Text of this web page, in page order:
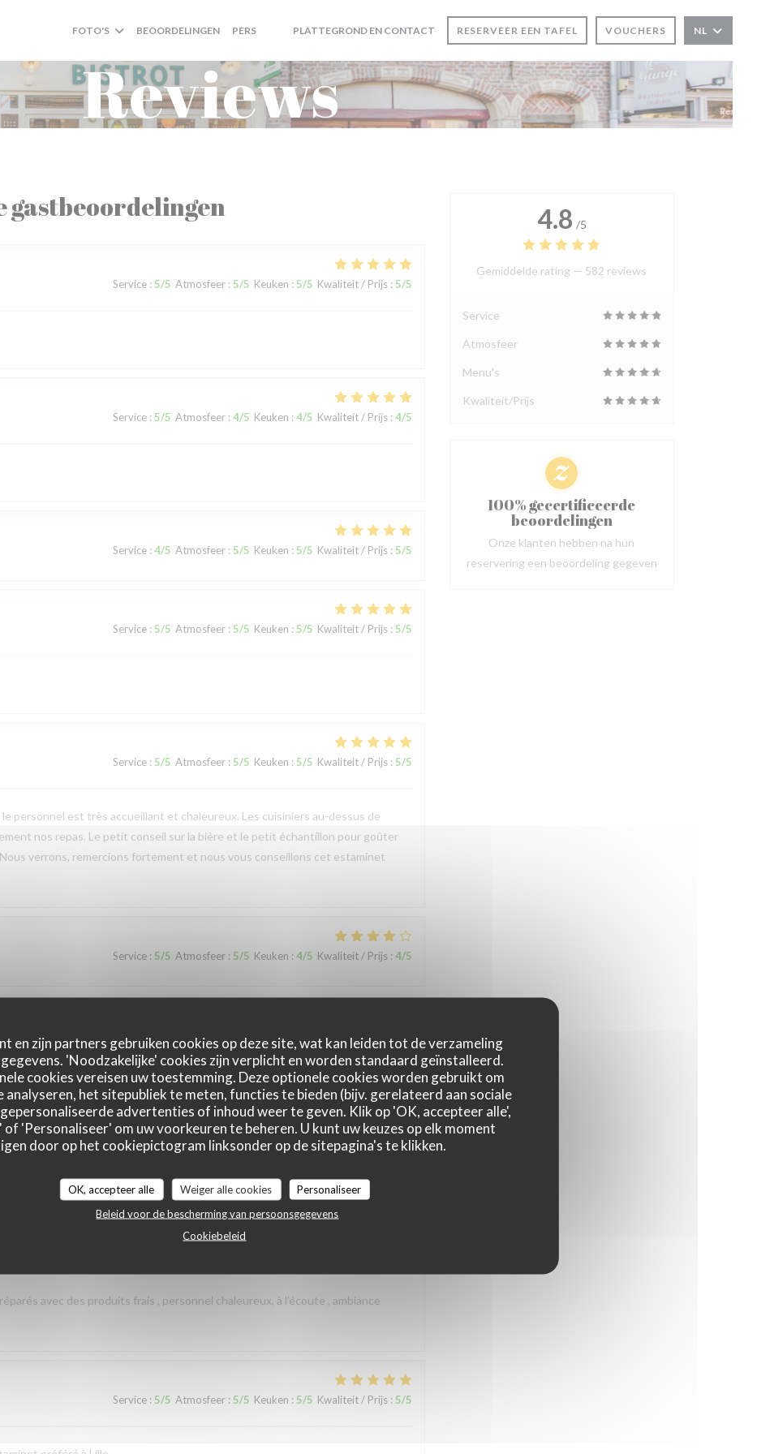
en zijn partners gebruiken cookies op deze site, wat kan leiden tot de verzameling
'Noodzakelijke' cookies zijn verplicht en worden standaard geïnstalleerd.
cookies vereisen uw toestemming. Deze optionele cookies worden gebruikt om
analyseren, het sitepubliek te meten, functies te bieden (bijv. gerelateerd aan sociale
advertenties of inhoud weer te geven. Klik op 'OK, accepteer alle',
of 'Personaliseer' om uw voorkeuren te beheren. U kunt uw keuzes op elk moment
door op het cookiepictogram linksonder op de sitepagina's te klikken.
OK, accepteer alle Weiger alle cookies
Personaliseer
Beleid voor de bescherming van persoonsgegevens
Cookiebeleid
FOTO'S BEOORDELINGEN PERS
((OPENT IN EEN NIEUW VENSTER))
((OPENT IN EEN NIEUW VENSTER))
PLATTEGROND EN CONTACT RESERVEER EEN TAFEL VOUCHERS NL
Reviews
gastbeoordelingen
Service: 5/5 Atmosfeer: 5/5 Keuken : 5/5 Kwaliteit / Prijs: 5/5
Service: 5/5 Atmosfeer: 4/5 Keuken : 4/5 Kwaliteit / Prijs: 4/5
Service: 4/5 Atmosfeer: 5/5 Keuken : 5/5 Kwaliteit / Prijs: 5/5
Service: 5/5 Atmosfeer: 5/5 Keuken : 5/5 Kwaliteit / Prijs: 5/5
Service: 5/5 Atmosfeer: 5/5 Keuken : 5/5 Kwaliteit / Prijs: 5/5
personnel est très accueillant et chaleureux. Les cuisiniers au-dessus de
nos repas. Le petit conseil sur la bière et le petit échantillon pour goûter
verrons, remercions fortement et nous vous conseillons cet estaminet
Service: 5/5 Atmosfeer: 5/5 Keuken : 4/5 Kwaliteit / Prijs: 4/5
avec des produits frais , personnel chaleureux, à l’écoute , ambiance
Service: 5/5 Atmosfeer: 5/5 Keuken : 5/5 Kwaliteit / Prijs: 5/5
4.8 /5
Gemiddelde rating — 582 reviews
Service
Atmosfeer
Menu's
Kwaliteit/Prijs
100% gecertificeerde
beoordelingen
Onze klanten hebben na hun
reservering een beoordeling gegeven